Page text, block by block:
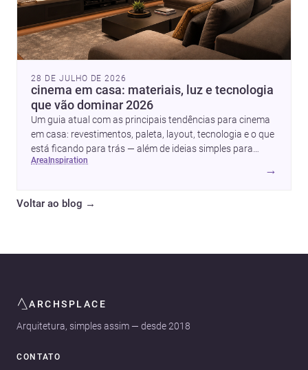
28 DE JULHO DE 2026
cinema em casa: materiais, luz e tecnologia
que vão dominar 2026
Um guia atual com as principais tendências para cinema
em casa: revestimentos, paleta, layout, tecnologia e o que
está ficando para trás — além de ideias simples para
atualizar sem reforma completa.
area inspiration
→
Voltar ao blog →
ARCHSPLACE
Arquitetura, simples assim — desde 2018
CONTATO